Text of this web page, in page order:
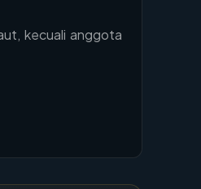
kecuali anggota